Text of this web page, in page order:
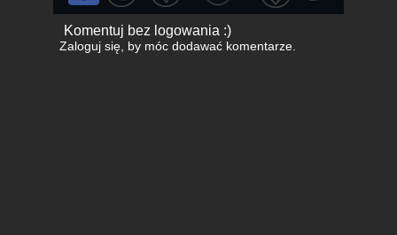
Komentuj bez logowania :)
Zaloguj się, by móc dodawać komentarze.